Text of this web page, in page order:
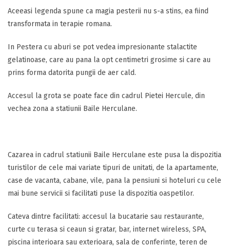
Aceeasi legenda spune ca magia pesterii nu s-a stins, ea fiind
transformata in terapie romana.
In Pestera cu aburi se pot vedea impresionante stalactite
gelatinoase, care au pana la opt centimetri grosime si care au
prins forma datorita pungii de aer cald.
Accesul la grota se poate face din cadrul Pietei Hercule, din
vechea zona a statiunii Baile Herculane.
Cazarea in cadrul statiunii Baile Herculane este pusa la dispozitia
turistilor de cele mai variate tipuri de unitati, de la apartamente,
case de vacanta, cabane, vile, pana la pensiuni si hoteluri cu cele
mai bune servicii si facilitati puse la dispozitia oaspetilor.
Cateva dintre facilitati: accesul la bucatarie sau restaurante,
curte cu terasa si ceaun si gratar, bar, internet wireless, SPA,
piscina interioara sau exterioara, sala de conferinte, teren de